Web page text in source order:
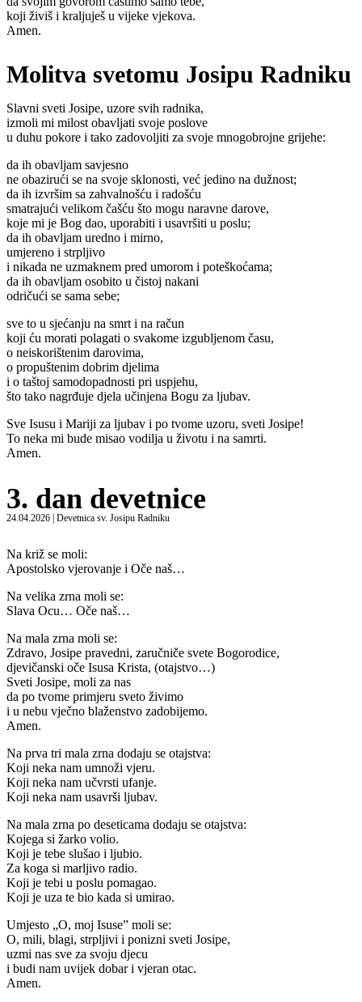
koji živiš i kraljuješ u vijeke vjekova.
Amen.
Molitva svetomu Josipu Radniku
Slavni sveti Josipe, uzore svih radnika,
izmoli mi milost obavljati svoje poslove
u duhu pokore i tako zadovoljiti za svoje mnogobrojne grijehe:
da ih obavljam savjesno
ne obazirući se na svoje sklonosti, već jedino na dužnost;
da ih izvršim sa zahvalnošću i radošću
smatrajući velikom čašću što mogu naravne darove,
koje mi je Bog dao, uporabiti i usavršiti u poslu;
da ih obavljam uredno i mirno,
umjereno i strpljivo
i nikada ne uzmaknem pred umorom i poteškoćama;
da ih obavljam osobito u čistoj nakani
odričući se sama sebe;
sve to u sjećanju na smrt i na račun
koji ću morati polagati o svakome izgubljenom času,
o neiskorištenim darovima,
o propuštenim dobrim djelima
i o taštoj samodopadnosti pri uspjehu,
što tako nagrđuje djela učinjena Bogu za ljubav.
Sve Isusu i Mariji za ljubav i po tvome uzoru, sveti Josipe!
To neka mi bude misao vodilja u životu i na samrti.
Amen.
3. dan devetnice
24.04.2026 | Devetnica sv. Josipu Radniku
Na križ se moli:
Apostolsko vjerovanje i Oče naš…
Na velika zrna moli se:
Slava Ocu… Oče naš…
Na mala zrna moli se:
Zdravo, Josipe pravedni, zaručniče svete Bogorodice,
djevičanski oče Isusa Krista, (otajstvo…)
Sveti Josipe, moli za nas
da po tvome primjeru sveto živimo
i u nebu vječno blaženstvo zadobijemo.
Amen.
Na prva tri mala zrna dodaju se otajstva:
Koji neka nam umnoži vjeru.
Koji neka nam učvrsti ufanje.
Koji neka nam usavrši ljubav.
Na mala zrna po deseticama dodaju se otajstva:
Kojega si žarko volio.
Koji je tebe slušao i ljubio.
Za koga si marljivo radio.
Koji je tebi u poslu pomagao.
Koji je uza te bio kada si umirao.
Umjesto „O, moj Isuse” moli se:
O, mili, blagi, strpljivi i ponizni sveti Josipe,
uzmi nas sve za svoju djecu
i budi nam uvijek dobar i vjeran otac.
Amen.